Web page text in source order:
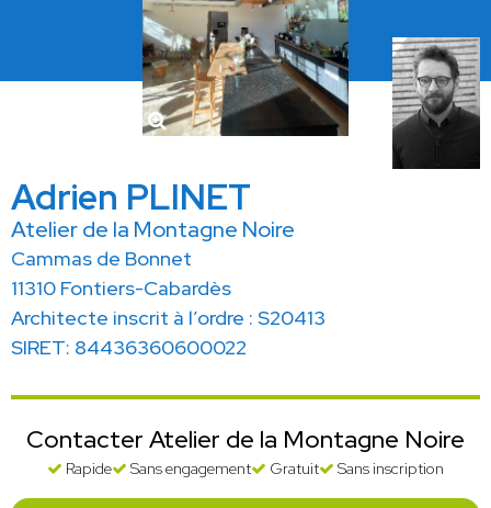
Adrien PLINET
Atelier de la Montagne Noire
Cammas de Bonnet
11310 Fontiers-Cabardès
Architecte inscrit à l’ordre : S20413
SIRET: 84436360600022
Contacter Atelier de la Montagne Noire
Rapide Sans engagement Gratuit Sans inscription